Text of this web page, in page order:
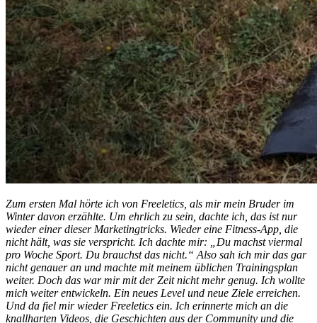
Zum ersten Mal hörte ich von Freeletics, als mir mein Bruder im
Winter davon erzählte. Um ehrlich zu sein, dachte ich, das ist nur
wieder einer dieser Marketingtricks. Wieder eine Fitness-App, die
nicht hält, was sie verspricht. Ich dachte mir: „Du machst viermal
pro Woche Sport. Du brauchst das nicht.“ Also sah ich mir das gar
nicht genauer an und machte mit meinem üblichen Trainingsplan
weiter. Doch das war mir mit der Zeit nicht mehr genug. Ich wollte
mich weiter entwickeln. Ein neues Level und neue Ziele erreichen.
Und da fiel mir wieder Freeletics ein. Ich erinnerte mich an die
knallharten Videos, die Geschichten aus der Community und die